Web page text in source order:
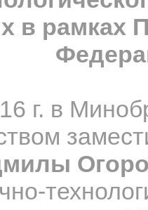
в рамках
г. в